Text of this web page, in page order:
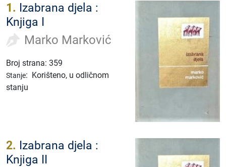
1. Izabrana djela :
Knjiga I
Marko Marković
Broj strana: 359
Stanje: Korišteno, u odličnom
stanju
2. Izabrana djela :
Knjiga II